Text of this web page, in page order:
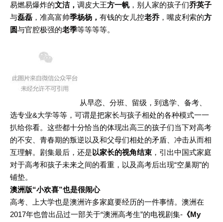
易燃易爆炸的文洁， 调皮大王方一帆，别人家的孩子们乔英子
与磊磊 ，准高富帅季杨杨， 有钱的女儿控老乔，嘴皮利索的方
圆与官腔极强的老季等等等等。
从早恋、分班、留级，到逃学、备考、
选专业&大学等等，可谓是把家长与孩子相处的各种模式一一
扒给你看。这些都十分恰当的体现出高三的孩子们当下对高考
的不安、青春期的叛逆以及和父母们相处的矛盾、冲击从而相
互理解。剧集最后，还是 以家长的视角结束 ，引出中国式家庭
对于高考和孩子未来之间的看重，以及高考后出现“空巢期”的
铺垫。
澳洲版“小欢喜”也是很闹心
高考、上大学也是澳洲许多家庭要经历的一件事情。澳洲在
2017年也曾出品过一部关于“澳洲高考生”的电视剧集- 《My